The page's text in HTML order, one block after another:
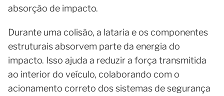
absorção de impacto.
Durante uma colisão, a lataria e os componentes
estruturais absorvem parte da energia do
impacto. Isso ajuda a reduzir a força transmitida
ao interior do veículo, colaborando com o
acionamento correto dos sistemas de segurança